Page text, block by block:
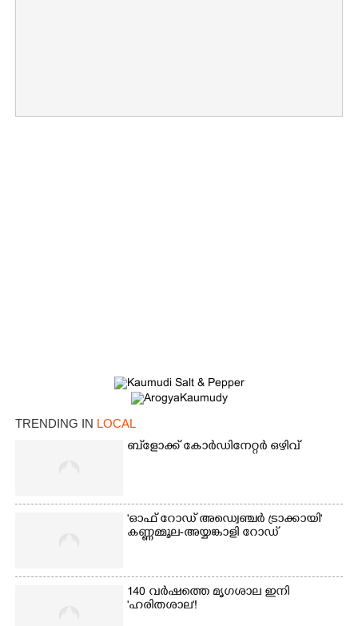
TRENDING IN LOCAL
ബ്‌ളോക്ക് കോർഡിനേറ്റർ ഒഴിവ്
'ഓഫ് റോഡ് അഡ്വെഞ്ചർ ട്രാക്കായി'
കണ്ണമ്മൂല-അയ്യങ്കാളി റോഡ്
140 വർഷത്തെ മൃഗശാല ഇനി
'ഹരിതശാല'!
Copy Link